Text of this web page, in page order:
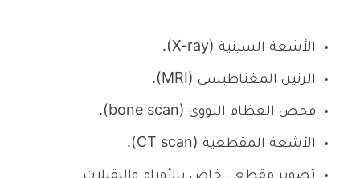
الأشعة السينية (X-ray).
الرنين المغناطيسي (MRI).
فحص العظام النووي (bone scan).
الأشعة المقطعية (CT scan).